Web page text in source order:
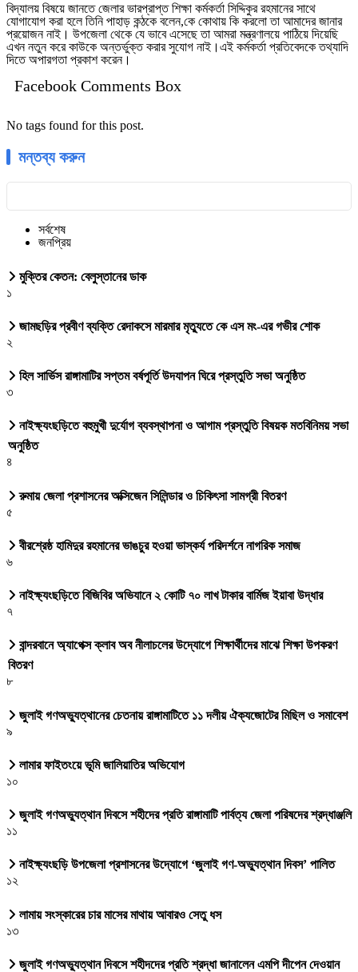
বিদ্যালয় বিষয়ে জানতে জেলার ভারপ্রাপ্ত শিক্ষা কর্মকর্তা সিদ্দিকুর রহমানের সাথে
যোগাযোগ করা হলে তিনি পাহাড় কন্ঠকে বলেন,কে কোথায় কি করলো তা আমাদের জানার
প্রয়োজন নাই। উপজেলা থেকে যে ভাবে এসেছে তা আমরা মন্ত্রণালয়ে পাঠিয়ে দিয়েছি
এখন নতুন করে কাউকে অন্তর্ভুক্ত করার সুযোগ নাই।এই কর্মকর্তা প্রতিবেদকে তথ্যাদি
দিতে অপারগতা প্রকাশ করেন।
Facebook Comments Box
No tags found for this post.
মন্তব্য করুন
সর্বশেষ
জনপ্রিয়
মুক্তির কেতন: বেলুস্তানের ডাক
১
জামছড়ির প্রবীণ ব্যক্তি রেদাকসে মারমার মৃত্যুতে কে এস মং-এর গভীর শোক
২
হিল সার্ভিস রাঙ্গামাটির সপ্তম বর্ষপূর্তি উদযাপন ঘিরে প্রস্তুতি সভা অনুষ্ঠিত
৩
নাইক্ষ্যংছড়িতে বহুমুখী দুর্যোগ ব্যবস্থাপনা ও আগাম প্রস্তুতি বিষয়ক মতবিনিময় সভা
অনুষ্ঠিত
৪
রুমায় জেলা প্রশাসনের অক্সিজেন সিলিন্ডার ও চিকিৎসা সামগ্রী বিতরণ
৫
বীরশ্রেষ্ঠ হামিদুর রহমানের ভাঙচুর হওয়া ভাস্কর্য পরিদর্শনে নাগরিক সমাজ
৬
নাইক্ষ্যংছড়িতে বিজিবির অভিযানে ২ কোটি ৭০ লাখ টাকার বার্মিজ ইয়াবা উদ্ধার
৭
বান্দরবানে অ্যাপেক্স ক্লাব অব নীলাচলের উদ্যোগে শিক্ষার্থীদের মাঝে শিক্ষা উপকরণ
বিতরণ
৮
জুলাই গণঅভ্যুত্থানের চেতনায় রাঙ্গামাটিতে ১১ দলীয় ঐক্যজোটের মিছিল ও সমাবেশ
৯
লামার ফাইতংয়ে ভূমি জালিয়াতির অভিযোগ
১০
জুলাই গণঅভ্যুত্থান দিবসে শহীদের প্রতি রাঙ্গামাটি পার্বত্য জেলা পরিষদের শ্রদ্ধাঞ্জলি
১১
নাইক্ষ্যংছড়ি উপজেলা প্রশাসনের উদ্যোগে ‘জুলাই গণ-অভ্যুত্থান দিবস’ পালিত
১২
লামায় সংস্কারের চার মাসের মাথায় আবারও সেতু ধস
১৩
জুলাই গণঅভ্যুত্থান দিবসে শহীদদের প্রতি শ্রদ্ধা জানালেন এমপি দীপেন দেওয়ান